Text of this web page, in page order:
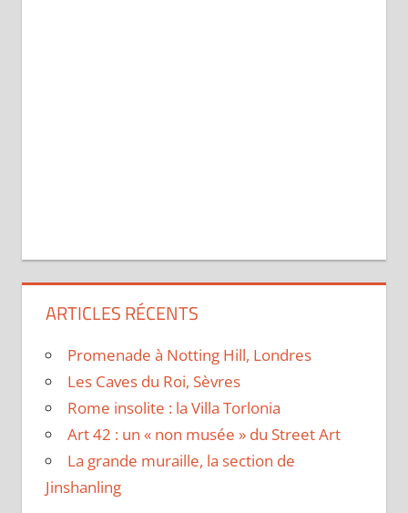
ARTICLES RÉCENTS
Promenade à Notting Hill, Londres
Les Caves du Roi, Sèvres
Rome insolite : la Villa Torlonia
Art 42 : un « non musée » du Street Art
La grande muraille, la section de
Jinshanling